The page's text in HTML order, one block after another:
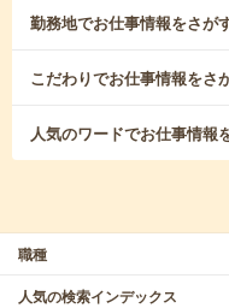
勤務地でお仕事情報をさが
こだわりでお仕事情報をさ
人気のワードでお仕事情報
職種
人気の検索インデックス